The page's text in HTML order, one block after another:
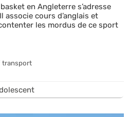
en Angleterre s’adresse
associe cours d’anglais et
les mordus de ce sport
transport